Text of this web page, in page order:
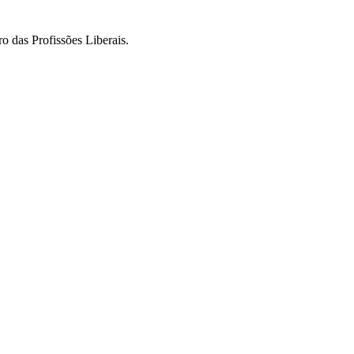
das Profissões Liberais.